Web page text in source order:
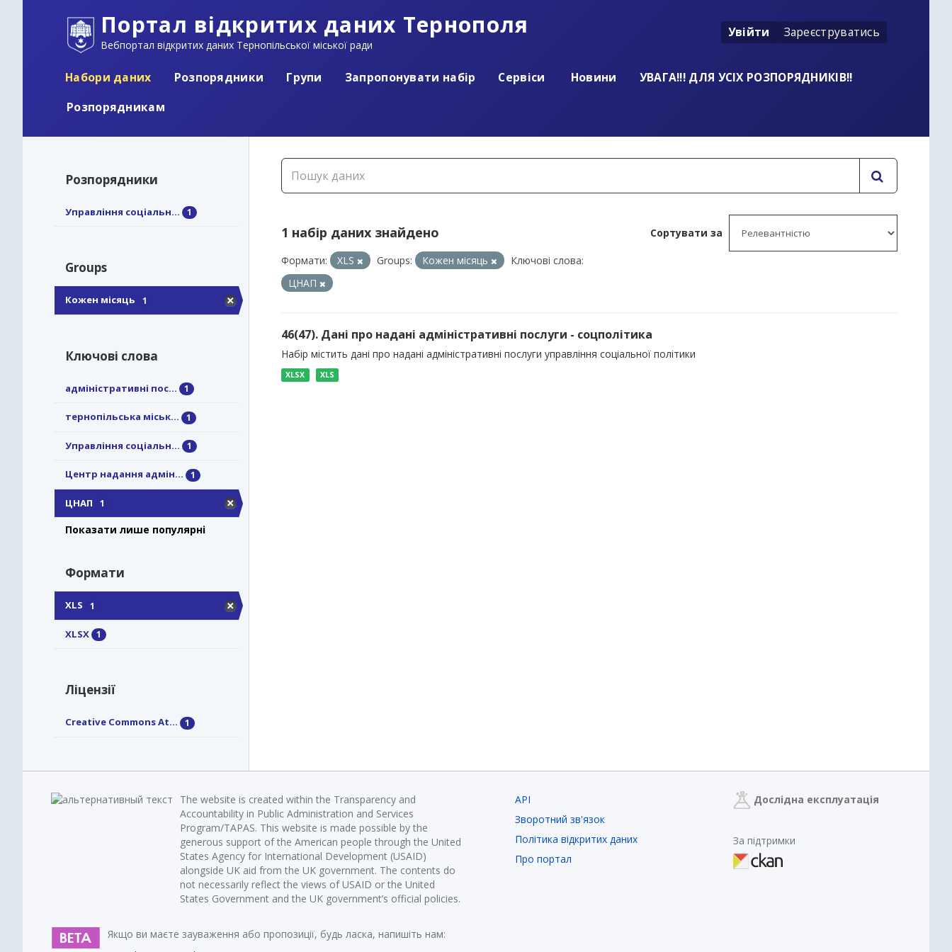
Портал відкритих даних Тернополя
Вебпортал відкритих даних Тернопільської міської ради
Увійти Зареєструватись
Набори даних Розпорядники Групи Запропонувати набір Сервіси Новини
УВАГА!!! ДЛЯ УСІХ РОЗПОРЯДНИКІВ!!
Розпорядникам
Розпорядники
Управління соціальн... 1
Groups
Кожен місяць 1
Ключові слова
адміністративні пос... 1
тернопільська міськ... 1
Управління соціальн... 1
Центр надання адмін... 1
ЦНАП 1
Показати лише популярні
Формати
XLS 1
XLSX 1
Ліцензії
Creative Commons At... 1
Сортувати за
1 набір даних знайдено
Формати: XLS Groups: Кожен місяць
Ключові слова:
ЦНАП
46(47). Дані про надані адміністративні послуги - соцполітика
Набір містить дані про надані адміністративні послуги управління соціальної політики
XLSX XLS
The website is created within the Transparency and
Accountability in Public Administration and Services
Program/TAPAS. This website is made possible by the
generous support of the American people through the United
States Agency for International Development (USAID)
alongside UK aid from the UK government. The contents do
not necessarily reflect the views of USAID or the United
States Government and the UK government’s official policies.
Якщо ви маєте зауваження або пропозиції, будь ласка, напишіть нам:
API
Зворотний зв'язок
Політика відкритих даних
Про портал
Дослідна експлуатація
За підтримки